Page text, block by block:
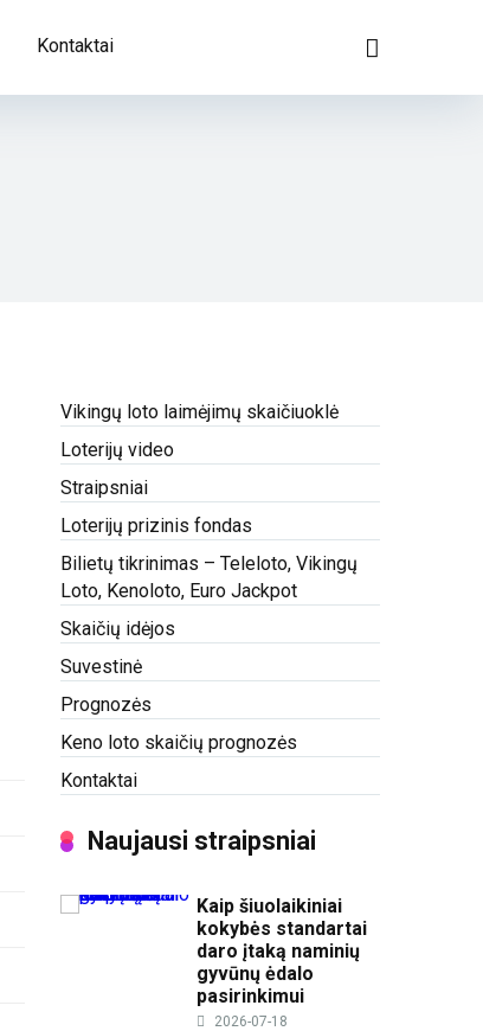
Kontaktai
Vikingų loto laimėjimų skaičiuoklė
Loterijų video
Straipsniai
Loterijų prizinis fondas
Bilietų tikrinimas – Teleloto, Vikingų
Loto, Kenoloto, Euro Jackpot
Skaičių idėjos
Suvestinė
Prognozės
Keno loto skaičių prognozės
Kontaktai
Naujausi straipsniai
Kaip šiuolaikiniai
kokybės standartai
daro įtaką naminių
gyvūnų ėdalo
pasirinkimui
2026-07-18